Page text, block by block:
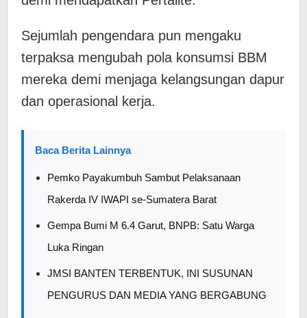
​Sejumlah pengendara pun mengaku
terpaksa mengubah pola konsumsi BBM
mereka demi menjaga kelangsungan dapur
dan operasional kerja.
Baca Berita Lainnya
Pemko Payakumbuh Sambut Pelaksanaan
Rakerda IV IWAPI se-Sumatera Barat
Gempa Bumi M 6.4 Garut, BNPB: Satu Warga
Luka Ringan
JMSI BANTEN TERBENTUK, INI SUSUNAN
PENGURUS DAN MEDIA YANG BERGABUNG